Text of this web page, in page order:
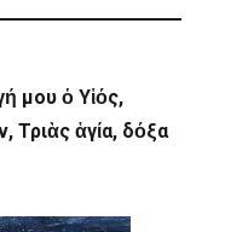
μου ὁ Υἱός,
Τριὰς ἁγία, δόξα